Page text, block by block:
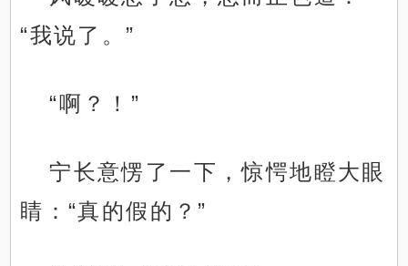
“我说了。”
“啊？！”
宁长意愣了一下，惊愕地瞪大眼
睛：“真的假的？”